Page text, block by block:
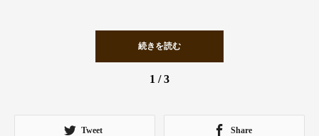
続きを読む
1 / 3
Tweet Share